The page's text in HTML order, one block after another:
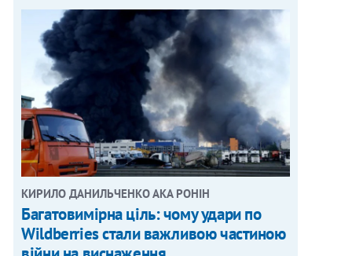
КИРИЛО ДАНИЛЬЧЕНКО АКА РОНІН
Багатовимірна ціль: чому удари по
Wildberries стали важливою частиною